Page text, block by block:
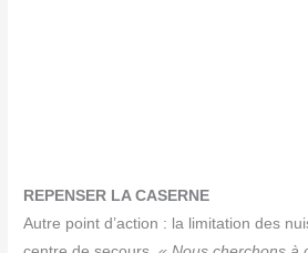
REPENSER LA CASERNE
Autre point d’action : la limi­ta­tion des